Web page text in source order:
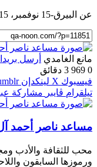
عن البيرق-15 نوفمبر، 2015
مانع الغامدي أرسل بريدا
0
3 دقائق
فيسبوك ‫X لينكدإن
تيلقرام ڤايبر مشاركة
مساعد ناصر أحمد
محب للثقافة والأدب
ورموزها السابقون